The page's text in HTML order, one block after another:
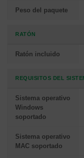
Peso del paquete
RATÓN
Ratón incluido
REQUISITOS DEL
Sistema operativo
Windows
soportado
Sistema operativo
MAC soportado